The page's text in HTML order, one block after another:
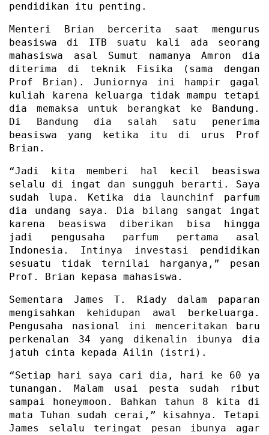
pendidikan itu penting.
Menteri Brian bercerita saat mengurus
beasiswa di ITB suatu kali ada seorang
mahasiswa asal Sumut namanya Amron dia
diterima di teknik Fisika (sama dengan
Prof Brian). Juniornya ini hampir gagal
kuliah karena keluarga tidak mampu tetapi
dia memaksa untuk berangkat ke Bandung.
Di Bandung dia salah satu penerima
beasiswa yang ketika itu di urus Prof
Brian.
“Jadi kita memberi hal kecil beasiswa
selalu di ingat dan sungguh berarti. Saya
sudah lupa. Ketika dia launchinf parfum
dia undang saya. Dia bilang sangat ingat
karena beasiswa diberikan bisa hingga
jadi pengusaha parfum pertama asal
Indonesia. Intinya investasi pendidikan
sesuatu tidak ternilai harganya,” pesan
Prof. Brian kepasa mahasiswa.
Sementara James T. Riady dalam paparan
mengisahkan kehidupan awal berkeluarga.
Pengusaha nasional ini menceritakan baru
perkenalan 34 yang dikenalin ibunya dia
jatuh cinta kepada Ailin (istri).
“Setiap hari saya cari dia, hari ke 60 ya
tunangan. Malam usai pesta sudah ribut
sampai honeymoon. Bahkan tahun 8 kita di
mata Tuhan sudah cerai,” kisahnya. Tetapi
James selalu teringat pesan ibunya agar